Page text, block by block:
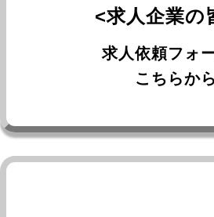
<求人企業の
求人依頼フォ
こちらから